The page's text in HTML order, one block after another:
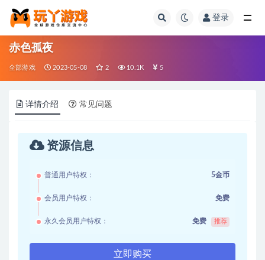
登录
赤色孤夜
全部游戏 2023-05-08 2 10.1K 5
详情介绍 常见问题
资源信息
普通用户特权： 5金币
会员用户特权： 免费
永久会员用户特权： 免费 推荐
立即购买